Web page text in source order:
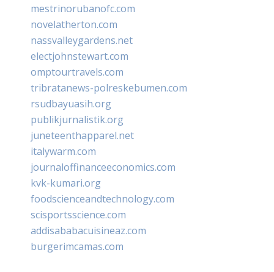
mestrinorubanofc.com
novelatherton.com
nassvalleygardens.net
electjohnstewart.com
omptourtravels.com
tribratanews-polreskebumen.com
rsudbayuasih.org
publikjurnalistik.org
juneteenthapparel.net
italywarm.com
journaloffinanceeconomics.com
kvk-kumari.org
foodscienceandtechnology.com
scisportsscience.com
addisababacuisineaz.com
burgerimcamas.com